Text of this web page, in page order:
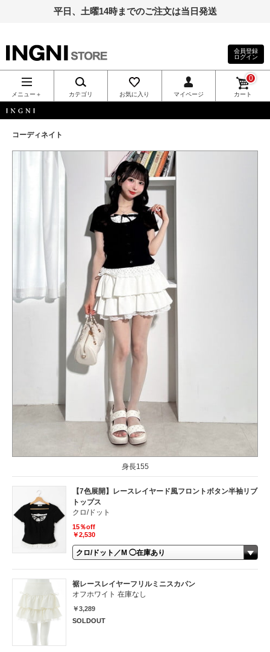
平日、土曜14時までのご注文は当日発送
INGNI（イン
グ）公式通
販｜INGNI
STORE
会員登録
ログイン
メニュー＋ カテゴリ お気に入り マイページ カート
0
コーディネイト
身長155
【7色展開】レースレイヤード風フロントボタン半袖リブ
トップス
クロ/ドット
15％off
￥2,530
裾レースレイヤーフリルミニスカパン
オフホワイト 在庫なし
￥3,289
SOLDOUT